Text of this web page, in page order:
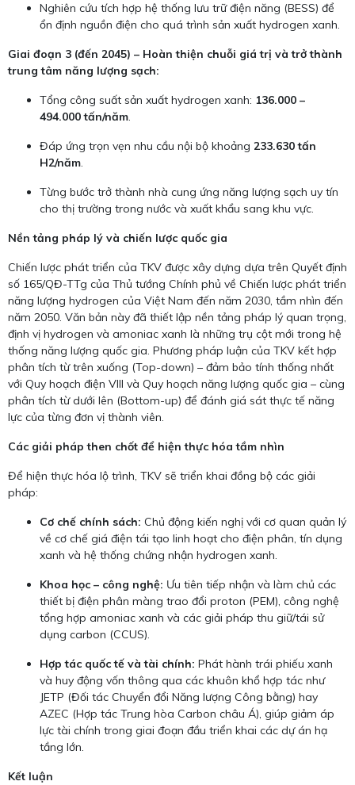
Nghiên cứu tích hợp hệ thống lưu trữ điện năng (BESS) để
ổn định nguồn điện cho quá trình sản xuất hydrogen xanh.
Giai đoạn 3 (đến 2045) – Hoàn thiện chuỗi giá trị và trở thành
trung tâm năng lượng sạch:
Tổng công suất sản xuất hydrogen xanh: 136.000 –
494.000 tấn/năm.
Đáp ứng trọn vẹn nhu cầu nội bộ khoảng 233.630 tấn
H2/năm.
Từng bước trở thành nhà cung ứng năng lượng sạch uy tín
cho thị trường trong nước và xuất khẩu sang khu vực.
Nền tảng pháp lý và chiến lược quốc gia
Chiến lược phát triển của TKV được xây dựng dựa trên Quyết định
số 165/QĐ-TTg của Thủ tướng Chính phủ về Chiến lược phát triển
năng lượng hydrogen của Việt Nam đến năm 2030, tầm nhìn đến
năm 2050. Văn bản này đã thiết lập nền tảng pháp lý quan trọng,
định vị hydrogen và amoniac xanh là những trụ cột mới trong hệ
thống năng lượng quốc gia. Phương pháp luận của TKV kết hợp
phân tích từ trên xuống (Top-down) – đảm bảo tính thống nhất
với Quy hoạch điện VIII và Quy hoạch năng lượng quốc gia – cùng
phân tích từ dưới lên (Bottom-up) để đánh giá sát thực tế năng
lực của từng đơn vị thành viên.
Các giải pháp then chốt để hiện thực hóa tầm nhìn
Để hiện thực hóa lộ trình, TKV sẽ triển khai đồng bộ các giải
pháp:
Cơ chế chính sách: Chủ động kiến nghị với cơ quan quản lý
về cơ chế giá điện tái tạo linh hoạt cho điện phân, tín dụng
xanh và hệ thống chứng nhận hydrogen xanh.
Khoa học – công nghệ: Ưu tiên tiếp nhận và làm chủ các
thiết bị điện phân màng trao đổi proton (PEM), công nghệ
tổng hợp amoniac xanh và các giải pháp thu giữ/tái sử
dụng carbon (CCUS).
Hợp tác quốc tế và tài chính: Phát hành trái phiếu xanh
và huy động vốn thông qua các khuôn khổ hợp tác như
JETP (Đối tác Chuyển đổi Năng lượng Công bằng) hay
AZEC (Hợp tác Trung hòa Carbon châu Á), giúp giảm áp
lực tài chính trong giai đoạn đầu triển khai các dự án hạ
tầng lớn.
Kết luận